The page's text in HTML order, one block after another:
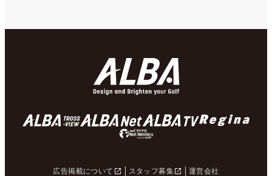
広告掲載について スタッフ募集
運営会社